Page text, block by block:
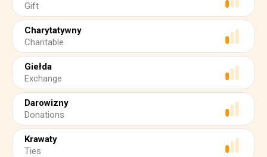
Gift
Charytatywny
Charitable
Giełda
Exchange
Darowizny
Donations
Krawaty
Ties